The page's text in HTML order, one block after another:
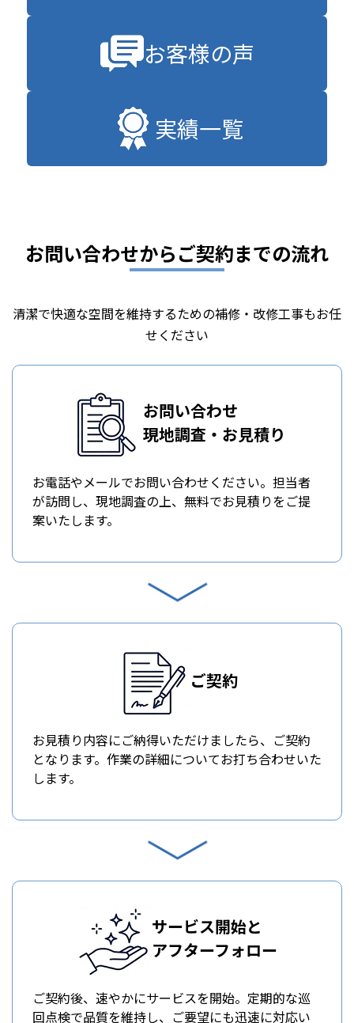
お客様の声
実績一覧
お問い合わせからご契約までの流れ
清潔で快適な空間を維持するための補修・改修工事もお任
せください
お問い合わせ
現地調査・お見積り
お電話やメールでお問い合わせください。担当者
が訪問し、現地調査の上、無料でお見積りをご提
案いたします。
ご契約
お見積り内容にご納得いただけましたら、ご契約
となります。作業の詳細についてお打ち合わせいた
します。
サービス開始と
アフターフォロー
ご契約後、速やかにサービスを開始。定期的な巡
回点検で品質を維持し、ご要望にも迅速に対応い